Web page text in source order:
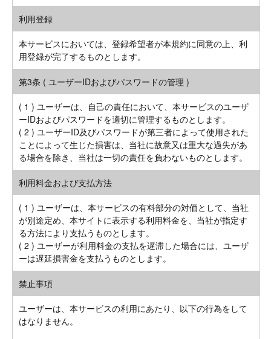
利用登録
本サービスにおいては、登録希望者が本規約に同意の上、利
用登録が完了するものとします。
第3条 ( ユーザーIDおよびパスワードの管理 )
( 1 ) ユーザーは、自己の責任において、本サービスのユーザ
ーIDおよびパスワードを適切に管理するものとします。
( 2 ) ユーザーID及びパスワードが第三者によって使用された
ことによって生じた損害は、当社に故意又は重大な過失があ
る場合を除き、当社は一切の責任を負わないものとします。
利用料金および支払方法
( 1 ) ユーザーは、本サービスの有料部分の対価として、当社
が別途定め、本サイトに表示する利用料金を、当社が指定す
る方法により支払うものとします。
( 2 ) ユーザーが利用料金の支払を遅滞した場合には、ユーザ
ーは遅延損害金を支払うものとします。
禁止事項
ユーザーは、本サービスの利用にあたり、以下の行為をして
はなりません。